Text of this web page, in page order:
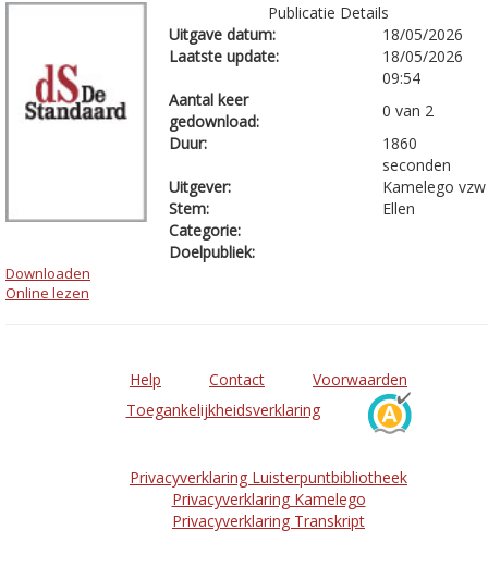
Publicatie Details
Uitgave datum:
18/05/2026
Laatste update:
18/05/2026
09:54
Aantal keer
gedownload:
0 van 2
Duur:
1860
seconden
Uitgever:
Kamelego vzw
Stem:
Ellen
Categorie:
Doelpubliek:
Downloaden
Online lezen
Help Contact
Voorwaarden
Toegankelijkheidsverklaring
Privacyverklaring Luisterpuntbibliotheek
Privacyverklaring Kamelego
Privacyverklaring Transkript